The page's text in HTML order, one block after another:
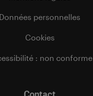
Données personnelles
Cookies
: non conforme